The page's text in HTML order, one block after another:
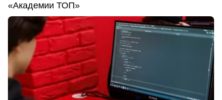
«Академии ТОП»